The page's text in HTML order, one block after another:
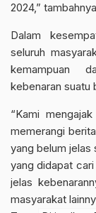
2024,” tambahnya
Dalam
seluruh
kemampuan
kebenaran suatu
“Kami
memerangi
yang belum jelas
yang didapat
jelas
masyarakat